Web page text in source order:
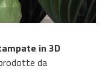
in 3D
da